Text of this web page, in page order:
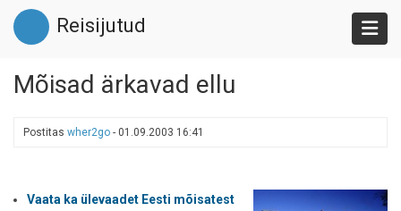
Liigu
edasi
põhisisu
Reisijutud
Mõisad ärkavad ellu
Postitas wher2go - 01.09.2003 16:41
Vaata ka ülevaadet Eesti mõisatest